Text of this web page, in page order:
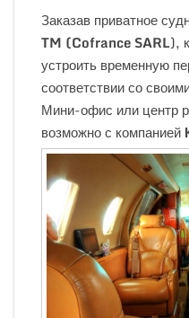
Заказав приватное
TM (Cofrance SARL),
устроить временную
соответствии со
Мини-офис или центр
возможно с компанией